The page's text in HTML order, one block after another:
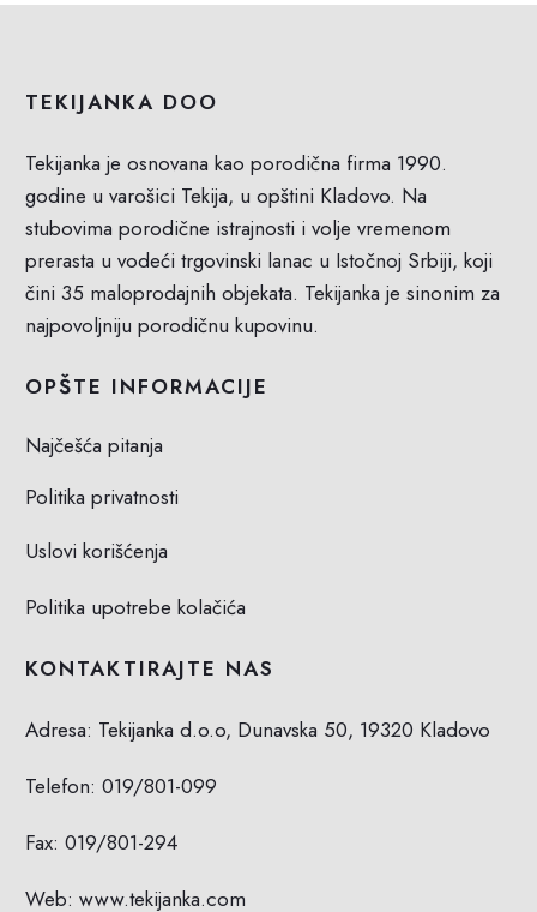
TEKIJANKA DOO
Tekijanka je osnovana kao porodična firma 1990.
godine u varošici Tekija, u opštini Kladovo. Na
stubovima porodične istrajnosti i volje vremenom
prerasta u vodeći trgovinski lanac u Istočnoj Srbiji, koji
čini 35 maloprodajnih objekata. Tekijanka je sinonim za
najpovoljniju porodičnu kupovinu.
OPŠTE INFORMACIJE
Najčešća pitanja
Politika privatnosti
Uslovi korišćenja
Politika upotrebe kolačića
KONTAKTIRAJTE NAS
Adresa: Tekijanka d.o.o, Dunavska 50, 19320 Kladovo
Telefon: 019/801-099
Fax: 019/801-294
Web: www.tekijanka.com